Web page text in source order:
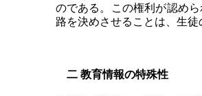
のである。この権利が認め
路を決めさせることは、生徒
二 教育情報の特殊性